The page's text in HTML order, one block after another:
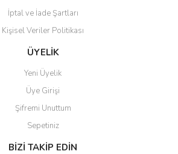
İptal ve İade Şartları
Kişisel Veriler Politikası
ÜYELİK
Yeni Üyelik
Üye Girişi
Şifremi Unuttum
Sepetiniz
BİZİ TAKİP EDİN